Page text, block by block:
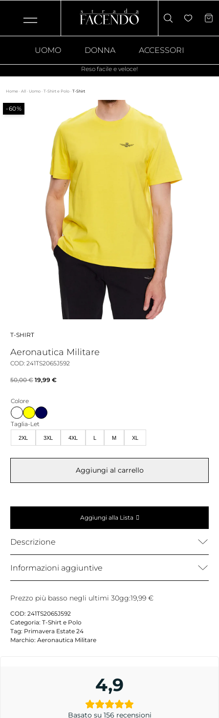
UOMO DONNA ACCESSORI
Reso facile e veloce!
Home · All · Uomo · T-Shirt e Polo · T-Shirt
-60%
T-SHIRT
Aeronautica Militare
COD: 241TS2065J592
50,00€ Il
originale
era:
50,00 €.
19,99 €Il
19,99 €.
Colore
Taglia-Let
2XL 3XL 4XL L M XL
Aggiungi al carrello
Aggiungi alla Lista
Descrizione
Informazioni aggiuntive
Prezzo più basso negli ultimi 30gg:19,99 €
COD: 241TS2065J592
Categoria: T-Shirt e Polo
Tag: Primavera Estate 24
Marchio: Aeronautica Militare
4,9
Basato su 156 recensioni